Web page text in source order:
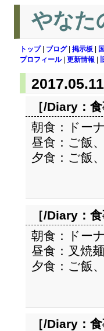
やなた
トップ| ブログ| 掲示板
プロフィール| 更新情報
［/Diary：
朝食：ドー
昼食：ご飯
夕食：ご飯
［/Diary：
朝食：ドー
昼食：叉焼麺
夕食：ご飯
［/Diary：